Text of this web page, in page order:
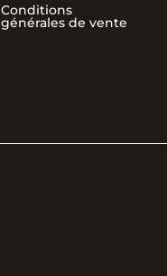
Conditions
générales de vente